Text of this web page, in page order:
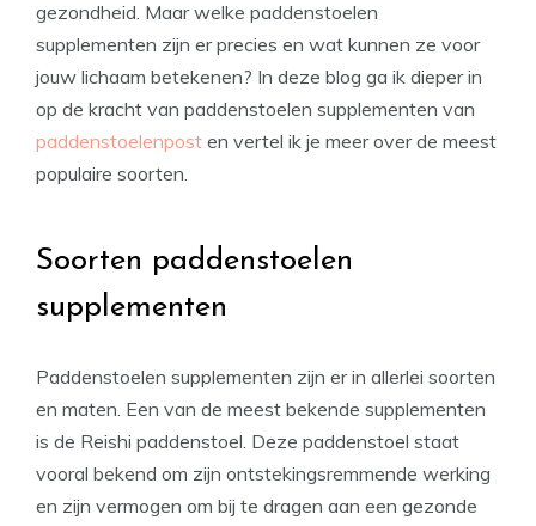
gezondheid. Maar welke paddenstoelen
supplementen zijn er precies en wat kunnen ze voor
jouw lichaam betekenen? In deze blog ga ik dieper in
op de kracht van paddenstoelen supplementen van
paddenstoelenpost en vertel ik je meer over de meest
populaire soorten.
Soorten paddenstoelen
supplementen
Paddenstoelen supplementen zijn er in allerlei soorten
en maten. Een van de meest bekende supplementen
is de Reishi paddenstoel. Deze paddenstoel staat
vooral bekend om zijn ontstekingsremmende werking
en zijn vermogen om bij te dragen aan een gezonde